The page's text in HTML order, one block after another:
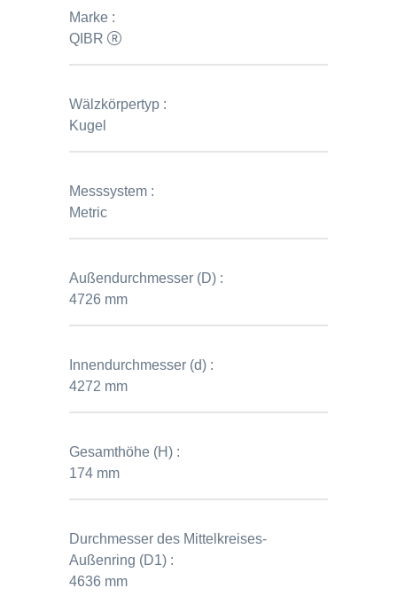
Marke :
QIBR
Wälzkörpertyp :
Kugel
Messsystem :
Metric
Außendurchmesser (D) :
4726 mm
Innendurchmesser (d) :
4272 mm
Gesamthöhe (H) :
174 mm
Durchmesser des Mittelkreises-
Außenring (D1) :
4636 mm